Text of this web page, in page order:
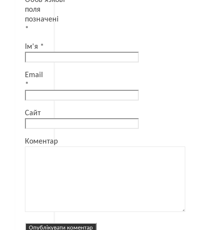
поля
позначені
*
Ім'я *
Email
*
Сайт
Коментар